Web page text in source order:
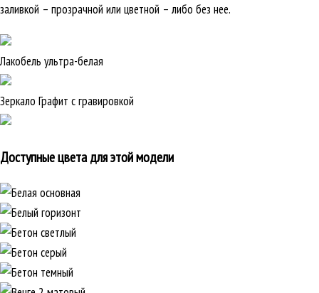
заливкой – прозрачной или цветной – либо без нее.
Лакобель ультра-белая
Зеркало Графит с гравировкой
Доступные цвета для этой модели